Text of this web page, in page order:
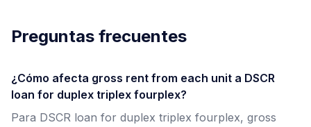
Preguntas frecuentes
¿Cómo afecta gross rent from each unit a DSCR
loan for duplex triplex fourplex?
Para DSCR loan for duplex triplex fourplex, gross